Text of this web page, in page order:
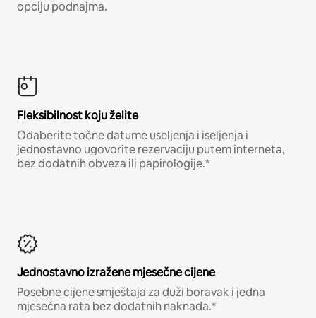
opciju podnajma.
Fleksibilnost koju želite
Odaberite točne datume useljenja i iseljenja i
jednostavno ugovorite rezervaciju putem interneta,
bez dodatnih obveza ili papirologije.*
Jednostavno izražene mjesečne cijene
Posebne cijene smještaja za duži boravak i jedna
mjesečna rata bez dodatnih naknada.*